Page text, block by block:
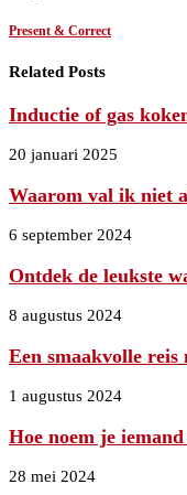
Present & Correct
Related Posts
Inductie of gas
20 januari 2025
Waarom val ik niet
6 september 2024
Ontdek de leukste
8 augustus 2024
Een smaakvolle
1 augustus 2024
Hoe noem je
28 mei 2024